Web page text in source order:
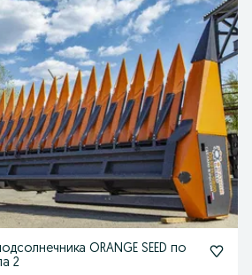
ORANGE SEED по
2